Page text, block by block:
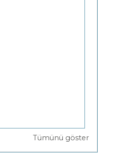
Tümünü göster